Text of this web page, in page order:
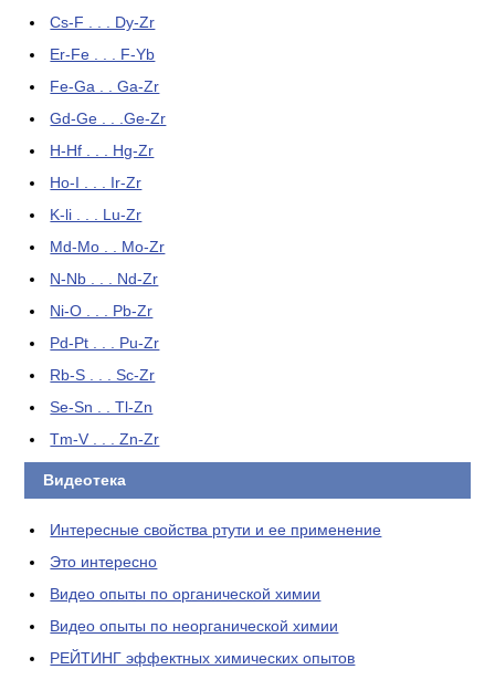
Cs-F . . . Dy-Zr
Er-Fe . . . F-Yb
Fe-Ga . . Ga-Zr
Gd-Ge . . .Ge-Zr
H-Hf . . . Hg-Zr
Ho-I . . . Ir-Zr
K-li . . . Lu-Zr
Md-Mo . . Mo-Zr
N-Nb . . . Nd-Zr
Ni-O . . . Pb-Zr
Pd-Pt . . . Pu-Zr
Rb-S . . . Sc-Zr
Se-Sn . . Tl-Zn
Tm-V . . . Zn-Zr
Видеотека
Интересные свойства ртути и ее применение
Это интересно
Видео опыты по органической химии
Видео опыты по неорганической химии
РЕЙТИНГ эффектных химических опытов